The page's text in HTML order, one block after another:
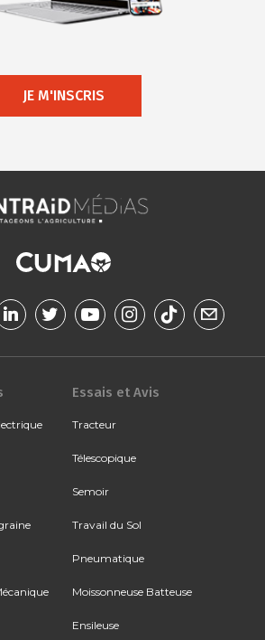
JE M'INSCRIS
Essais et Avis
Tracteur
Télescopique
Semoir
Travail du Sol
Pneumatique
Moissonneuse Batteuse
Ensileuse